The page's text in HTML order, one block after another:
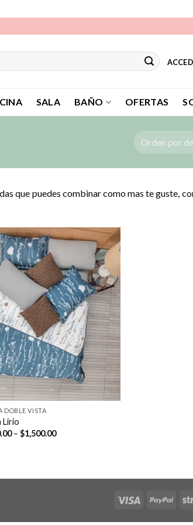
SALA BAÑO OFERTAS
que puedes combinar como mas te guste,
DOBLE VISTA
Lirio
– $1,500.00Price